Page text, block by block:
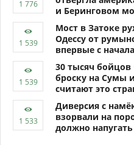
и Беринговом
Мост в Затоке
Одессу от
впервые с
30 тысяч
броску на Сумы
считают это
Диверсия с
взорвали на
должно напугать